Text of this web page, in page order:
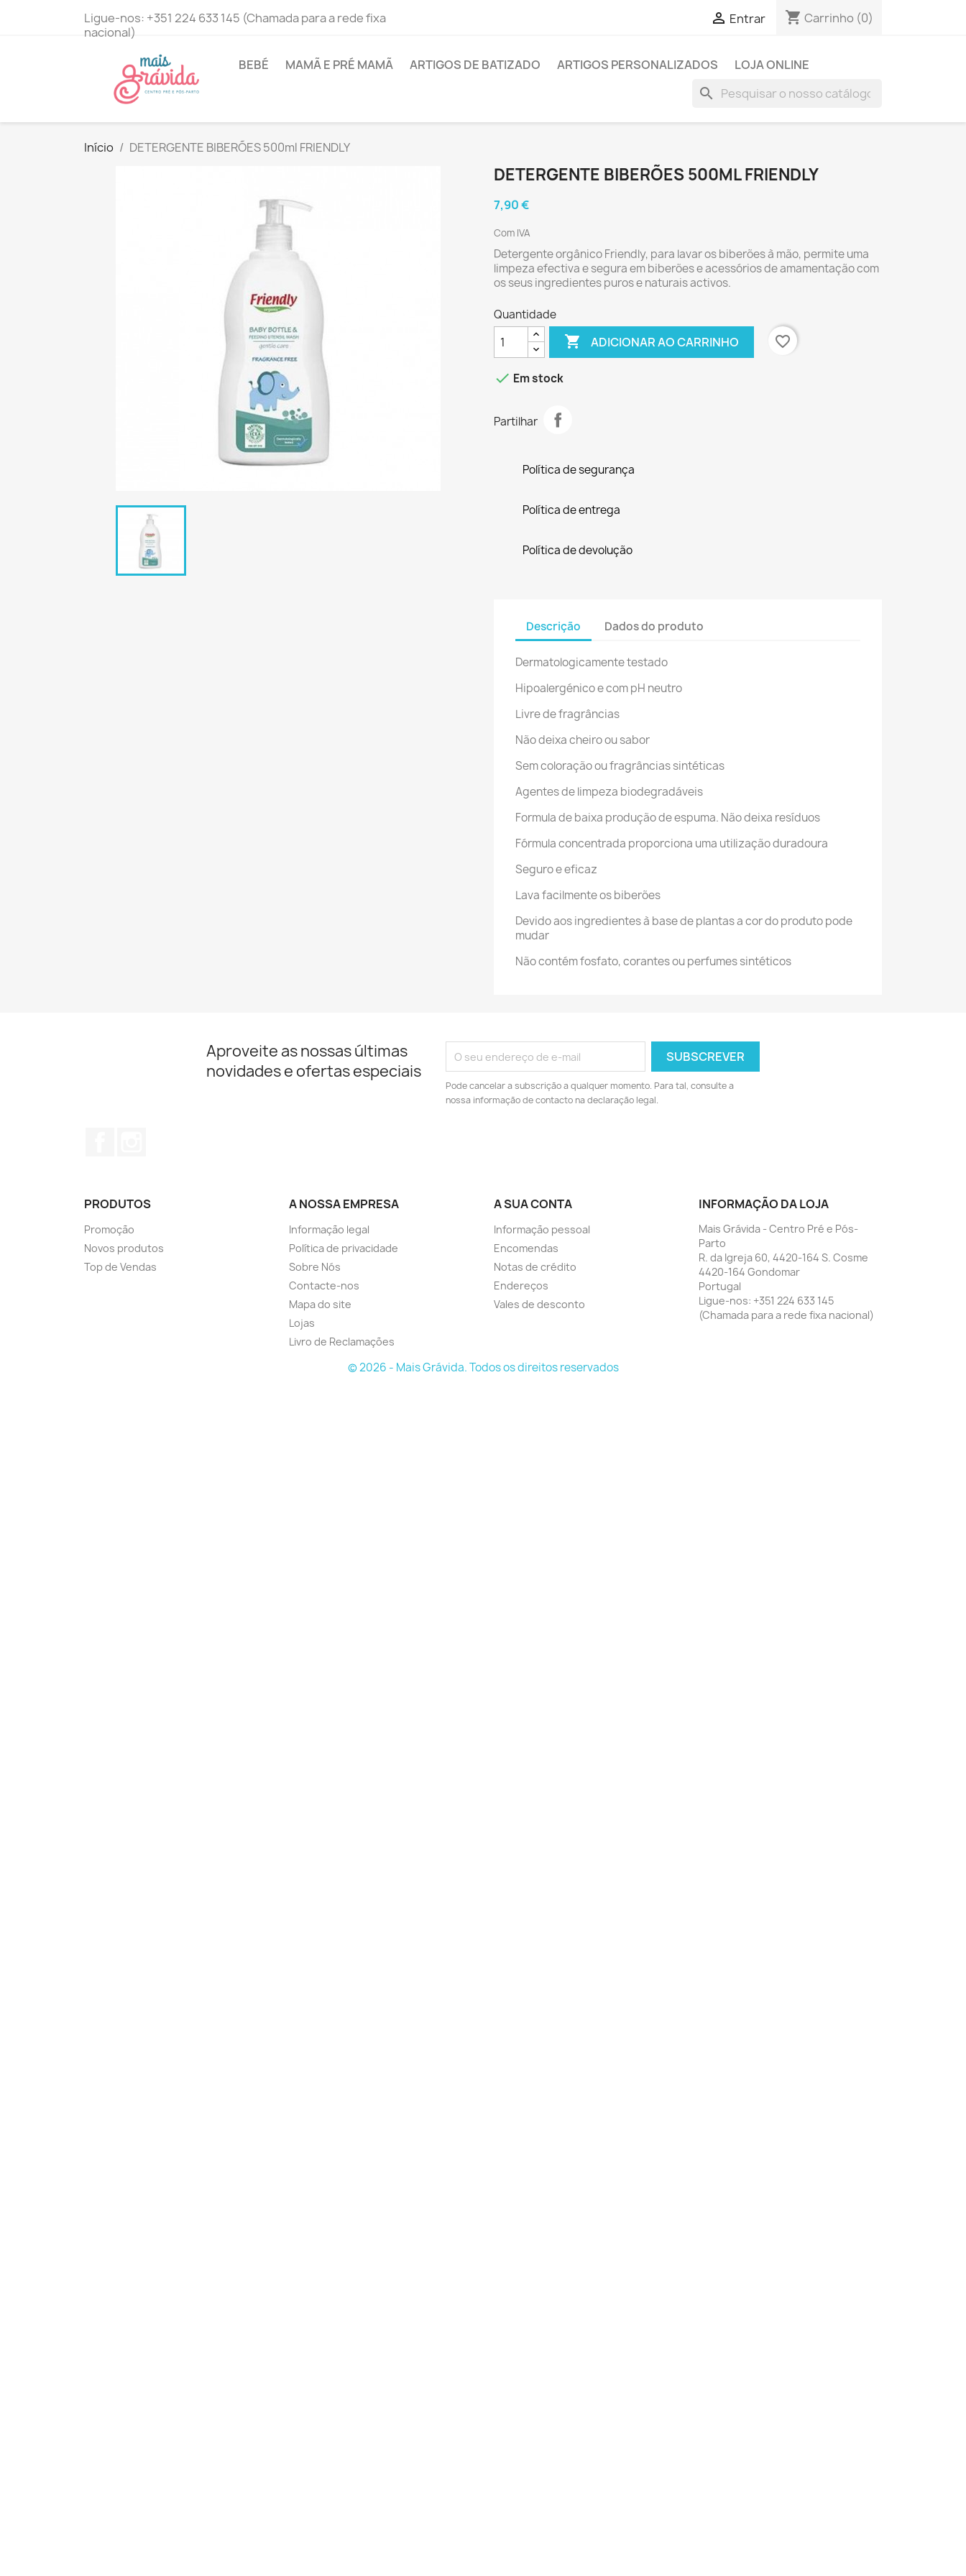
Ligue-nos: +351 224 633 145 (Chamada para a rede fixa
nacional)
 Entrar shopping_cart Carrinho (0)
BEBÉ MAMÃ E PRÉ MAMÃ ARTIGOS DE BATIZADO ARTIGOS PERSONALIZADOS LOJA ONLINE
search
Início DETERGENTE BIBERÕES 500ml FRIENDLY
DETERGENTE BIBERÕES 500ML FRIENDLY
7,90 €
Com IVA
Detergente orgânico Friendly, para lavar os biberões à mão, permite uma
limpeza efectiva e segura em biberões e acessórios de amamentação com
os seus ingredientes puros e naturais activos.
Quantidade
 ADICIONAR AO CARRINHO favorite_border
 Em stock
Partilhar
Política de segurança
Política de entrega
Política de devolução
Descrição Dados do produto
Dermatologicamente testado
Hipoalergénico e com pH neutro
Livre de fragrâncias
Não deixa cheiro ou sabor
Sem coloração ou fragrâncias sintéticas
Agentes de limpeza biodegradáveis
Formula de baixa produção de espuma. Não deixa resíduos
Fórmula concentrada proporciona uma utilização duradoura
Seguro e eficaz
Lava facilmente os biberões
Devido aos ingredientes à base de plantas a cor do produto pode
mudar
Não contém fosfato, corantes ou perfumes sintéticos
Aproveite as nossas últimas
novidades e ofertas especiais
Pode cancelar a subscrição a qualquer momento. Para tal, consulte a
nossa informação de contacto na declaração legal.
PRODUTOS
Promoção
Novos produtos
Top de Vendas
A NOSSA EMPRESA
Informação legal
Política de privacidade
Sobre Nós
Contacte-nos
Mapa do site
Lojas
Livro de Reclamações
A SUA CONTA
Informação pessoal
Encomendas
Notas de crédito
Endereços
Vales de desconto
INFORMAÇÃO DA LOJA
Mais Grávida - Centro Pré e Pós-
Parto
R. da Igreja 60, 4420-164 S. Cosme
4420-164 Gondomar
Portugal
Ligue-nos: +351 224 633 145
(Chamada para a rede fixa nacional)
© 2026 - Mais Grávida. Todos os direitos reservados